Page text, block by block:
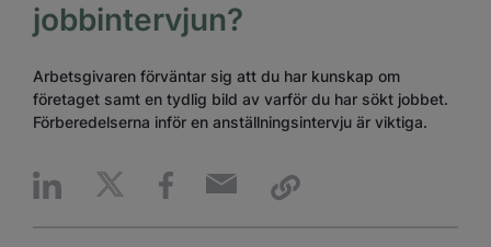
jobbintervjun?
Arbetsgivaren förväntar sig att du har kunskap om
företaget samt en tydlig bild av varför du har sökt jobbet.
Förberedelserna inför en anställningsintervju är viktiga.